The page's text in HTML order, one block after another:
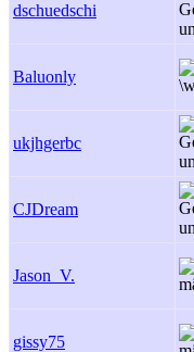
dschuedschi
Baluonly
ukjhgerbc
CJDream
Jason_V.
gissy75